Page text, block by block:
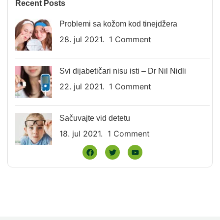
Recent Posts
Problemi sa kožom kod tinejdžera
28. jul 2021. 1 Comment
Svi dijabetičari nisu isti – Dr Nil Nidli
22. jul 2021. 1 Comment
Sačuvajte vid detetu
18. jul 2021. 1 Comment